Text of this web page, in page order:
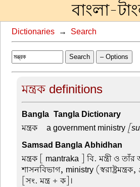
বাংলা-
Dictionaries → Search
Search – Options
মন্ত্রক definitions
Bangla-Tangla Dictionary
মন্ত্রক –a government ministry
Samsad Bangla Abhidhan
মন্ত্রক[ mantraka ] বি. মন্ত্রী ও তাঁর
শাসনবিভাগ, ministry (স্বরাষ্ট্রমন্ত্রক,
[সং. মন্ত্র + ক]।